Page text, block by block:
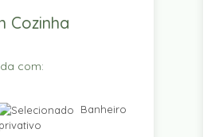
Cozinha
com:
Banheiro
privativo